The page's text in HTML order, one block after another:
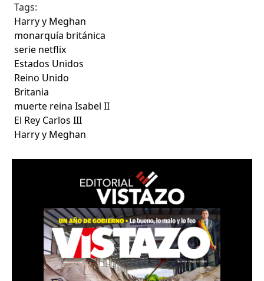
Tags:
Harry y Meghan
monarquía británica
serie netflix
Estados Unidos
Reino Unido
Britania
muerte reina Isabel II
El Rey Carlos III
Harry y Meghan